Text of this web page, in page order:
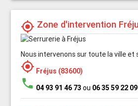
my_location Zone d'intervention
Nous intervenons sur toute la ville et
my_location Fréjus (83600)
phone 04 93 91 46 73 ou 06 35 59 22 09